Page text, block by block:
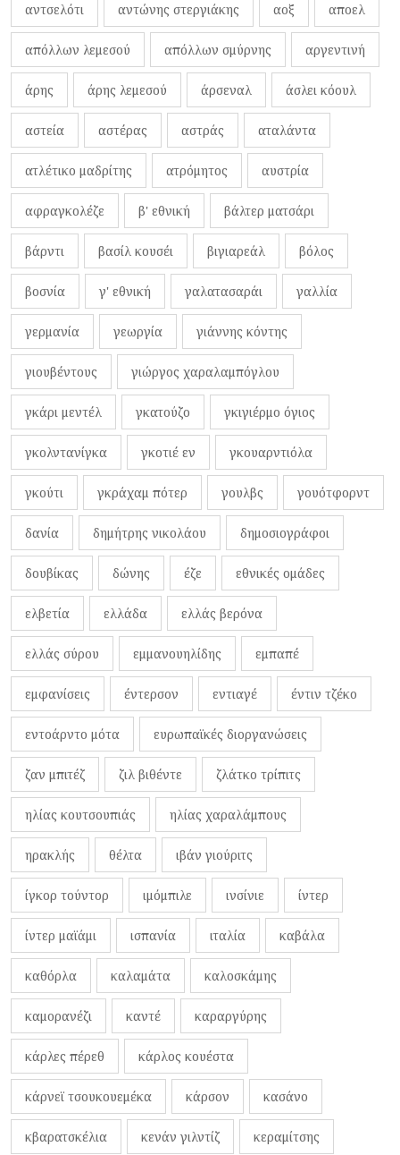
αντσελότι αντώνης στεργιάκης αοξ αποελ
απόλλων λεμεσού απόλλων σμύρνης αργεντινή
άρης άρης λεμεσού άρσεναλ άσλει κόουλ
αστεία αστέρας αστράς αταλάντα
ατλέτικο μαδρίτης ατρόμητος αυστρία
αφραγκολέζε β' εθνική βάλτερ ματσάρι
βάρντι βασίλ κουσέι βιγιαρεάλ βόλος
βοσνία γ' εθνική γαλατασαράι γαλλία
γερμανία γεωργία γιάννης κόντης
γιουβέντους γιώργος χαραλαμπόγλου
γκάρι μεντέλ γκατούζο γκιγιέρμο όγιος
γκολντανίγκα γκοτιέ εν γκουαρντιόλα
γκούτι γκράχαμ πότερ γουλβς γουότφορντ
δανία δημήτρης νικολάου δημοσιογράφοι
δουβίκας δώνης έζε εθνικές ομάδες
ελβετία ελλάδα ελλάς βερόνα
ελλάς σύρου εμμανουηλίδης εμπαπέ
εμφανίσεις έντερσον εντιαγέ έντιν τζέκο
εντοάρντο μότα ευρωπαϊκές διοργανώσεις
ζαν μπιτέζ ζιλ βιθέντε ζλάτκο τρίπιτς
ηλίας κουτσουπιάς ηλίας χαραλάμπους
ηρακλής θέλτα ιβάν γιούριτς
ίγκορ τούντορ ιμόμπιλε ινσίνιε ίντερ
ίντερ μαϊάμι ισπανία ιταλία καβάλα
καθόρλα καλαμάτα καλοσκάμης
καμορανέζι καντέ καραργύρης
κάρλες πέρεθ κάρλος κουέστα
κάρνεϊ τσουκουεμέκα κάρσον κασάνο
κβαρατσκέλια κενάν γιλντίζ κεραμίτσης